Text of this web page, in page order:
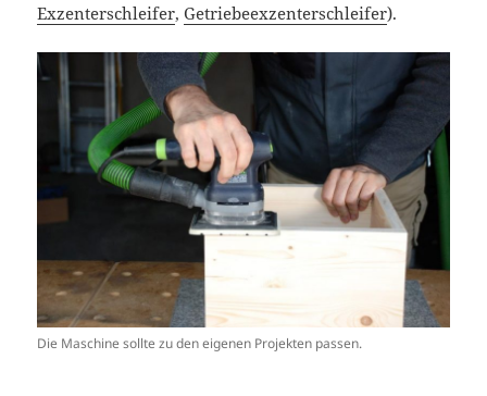
Exzenterschleifer,Getriebeexzenterschleifer).
Die Maschine sollte zu den eigenen Projekten passen.